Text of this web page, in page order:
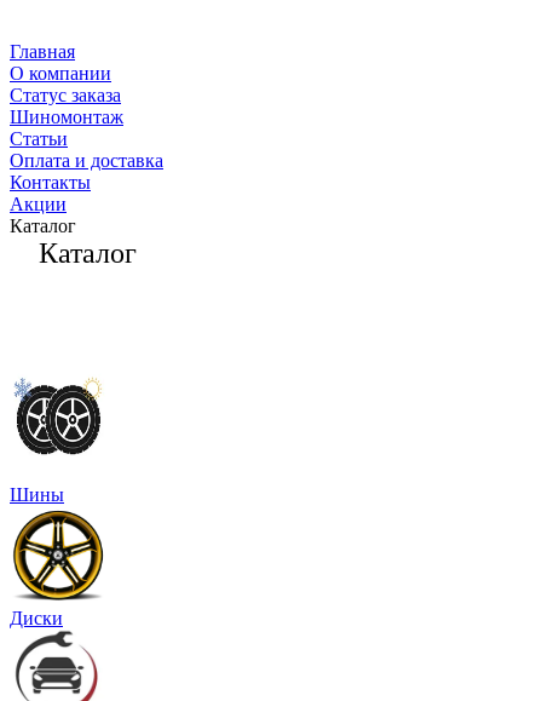
Главная
О компании
Статус заказа
Шиномонтаж
Статьи
Оплата и доставка
Контакты
Акции
Каталог
Каталог
Шины
Диски